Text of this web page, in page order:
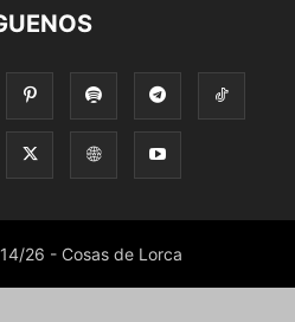
26 - Cosas de Lorca